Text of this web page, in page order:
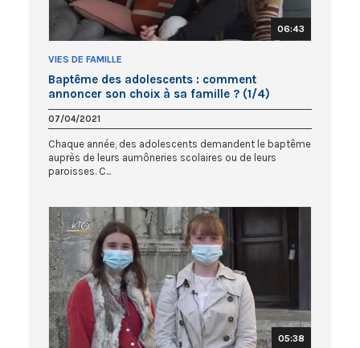
06:43
VIES DE FAMILLE
Baptême des adolescents : comment
annoncer son choix à sa famille ? (1/4)
07/04/2021
Chaque année, des adolescents demandent le baptême
auprès de leurs aumôneries scolaires ou de leurs
paroisses. C...
05:38